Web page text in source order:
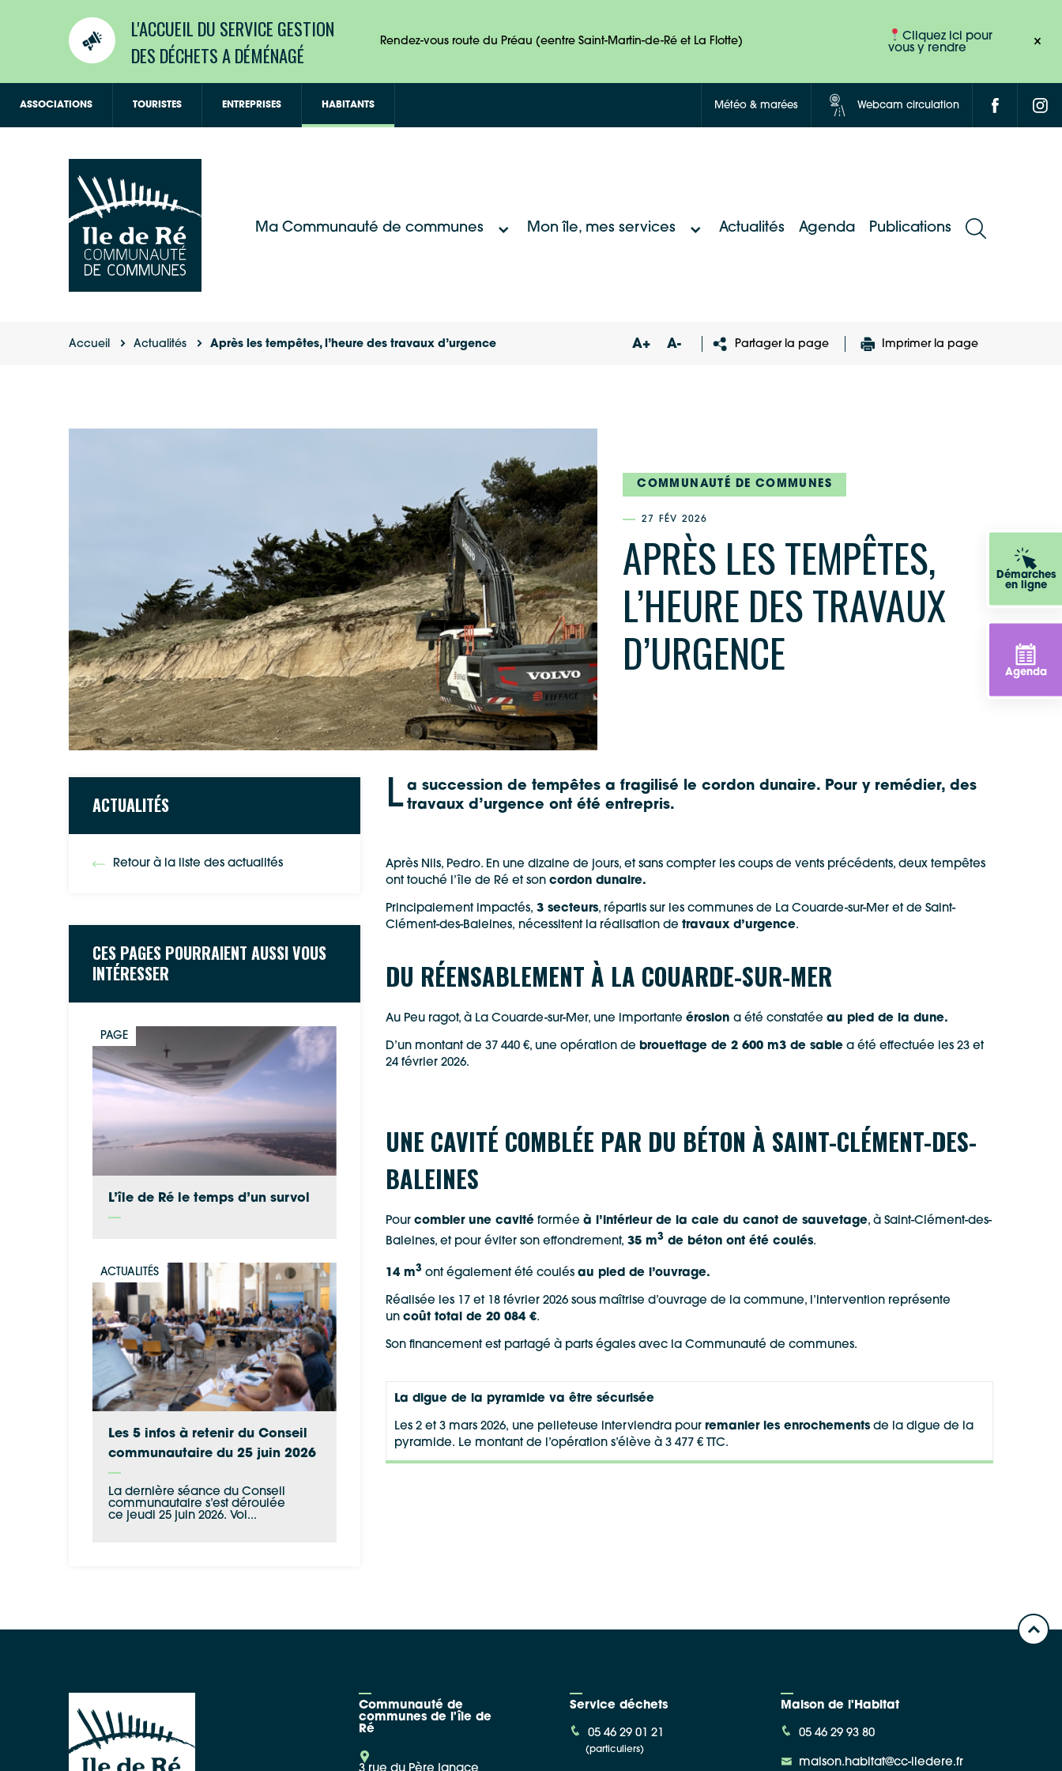
L'ACCUEIL DU SERVICE GESTION
DES DÉCHETS A DÉMÉNAGÉ
Rendez-vous route du Préau (eentre Saint-Martin-de-Ré et La Flotte)
Cliquez ici pour
vous y rendre
Démarches
en ligne
Agenda
ASSOCIATIONS TOURISTES ENTREPRISES HABITANTS Météo & marées Webcam circulation
Ma Communauté de communes Mon île, mes services Actualités Agenda Publications
Accueil Actualités Après les tempêtes, l’heure des travaux d’urgence A+ A- Partager la page Imprimer la page
COMMUNAUTÉ DE COMMUNES
27 FÉV 2026
APRÈS LES TEMPÊTES,
L’HEURE DES TRAVAUX
D’URGENCE
ACTUALITÉS
Retour à la liste des actualités
CES PAGES POURRAIENT AUSSI VOUS
INTÉRESSER
PAGE
L’île de Ré le temps d’un survol
ACTUALITÉS
Les 5 infos à retenir du Conseil
communautaire du 25 juin 2026
La dernière séance du Conseil
communautaire s’est déroulée
ce jeudi 25 juin 2026. Voi...
L a succession de tempêtes a fragilisé le cordon dunaire. Pour y remédier, des
travaux d’urgence ont été entrepris.
Après Nils, Pedro. En une dizaine de jours, et sans compter les coups de vents précédents, deux tempêtes
ont touché l’île de Ré et son cordon dunaire.
Principalement impactés, 3 secteurs, répartis sur les communes de La Couarde-sur-Mer et de Saint-
Clément-des-Baleines, nécessitent la réalisation de travaux d’urgence.
DU RÉENSABLEMENT À LA COUARDE-SUR-MER
Au Peu ragot, à La Couarde-sur-Mer, une importante érosion a été constatée au pied de la dune.
D’un montant de 37 440 €, une opération de brouettage de 2 600 m3de sablea été effectuée les 23 et
24 février 2026.
UNE CAVITÉ COMBLÉE PAR DU BÉTON À SAINT-CLÉMENT-DES-
BALEINES
Pour combler une cavitéformée à l’intérieur de la cale du canot de sauvetage, à Saint-Clément-des-
Baleines, et pour éviter son effondrement, 35 m3de béton ont été coulés.
14 m3ont également été coulés au pied de l’ouvrage.
Réalisée les 17 et 18 février 2026 sous maîtrise d’ouvrage de la commune, l’intervention représente
un coût total de 20 084 €.
Son financement est partagé à parts égales avec la Communauté de communes.
La digue de la pyramide va être sécurisée
Les 2 et 3 mars 2026, une pelleteuse interviendra pour remanier les enrochementsde la digue de la
pyramide. Le montant de l’opération s’élève à 3 477 € TTC.
Communauté de
communes de l'île de
Ré
Service déchets
05 46 29 01 21
(particuliers)
Maison de l'Habitat
05 46 29 93 80
maison.habitat@cc-iledere.fr
Google Maps Apple Plans